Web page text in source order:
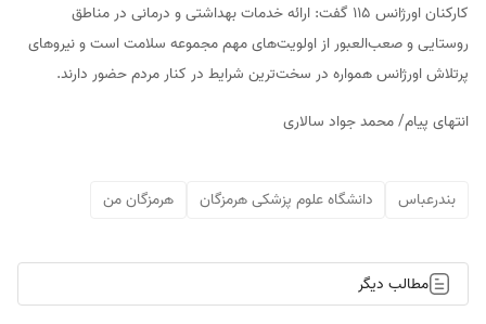
کارکنان اورژانس ۱۱۵ گفت: ارائه خدمات بهداشتی و درمانی در مناطق
روستایی و صعب‌العبور از اولویت‌های مهم مجموعه سلامت است و نیروهای
پرتلاش اورژانس همواره در سخت‌ترین شرایط در کنار مردم حضور دارند.
انتهای پیام/ محمد جواد سالاری
بندرعباس دانشگاه علوم پزشکی هرمزگان هرمزگان من
مطالب دیگر